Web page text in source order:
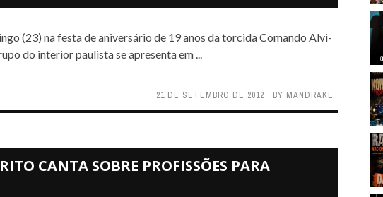
do interior paulista se apresenta em ...
21 DE SETEMBRO DE 2012 BY MANDRAKE
CANTA SOBRE PROFISSÕES PARA